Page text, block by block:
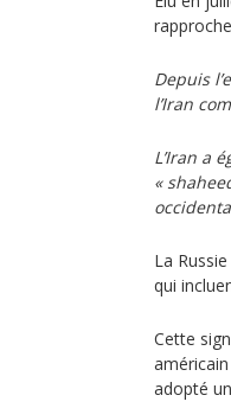
Depuis
l’Iran
L’Iran a
«
La
qui
Cette
adopté